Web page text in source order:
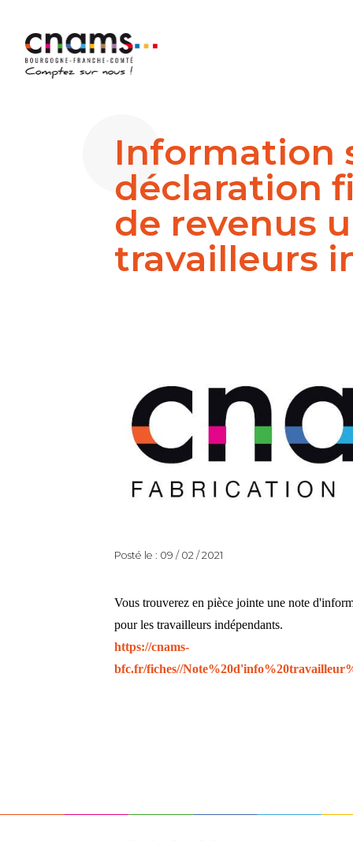
Information
déclaration
de revenus
travailleurs
Posté le : 09 / 02 / 2021
Vous trouverez en pièce jointe une note
pour les travailleurs indépendants.
https://cnams-
bfc.fr/fiches//